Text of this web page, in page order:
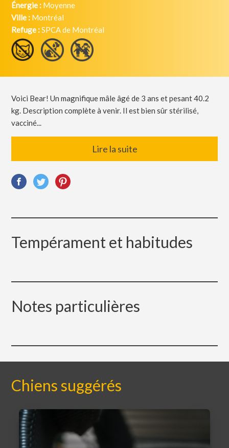
Énergie : Moyenne
Ville : Montréal
Refuge :SPCA de Montréal
Voici Bear! Un magnifique mâle âgé de 3 ans et pesant 40.2
kg. Description complète à venir. Il est bien sûr stérilisé,
vacciné...
Lire la suite
Tempérament et habitudes
Notes particulières
Chiens suggérés